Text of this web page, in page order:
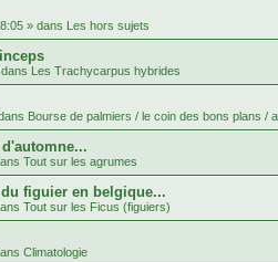
» dans Les hors sujets
Les Trachycarpus hybrides
Bourse de palmiers / le coin des bons plans /
Tout sur les agrumes
figuier en belgique...
Tout sur les Ficus (figuiers)
Climatologie